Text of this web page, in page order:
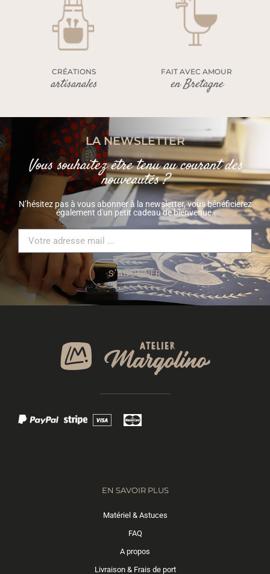
CRÉATIONS
artisanales
FAIT AVEC AMOUR
en Bretagne
LA NEWSLETTER
Vous souhaitez être tenu au courant des
nouveautés ?
N’hésitez pas à vous abonner à la newsletter, vous bénéficierez
également d'un petit cadeau de bienvenue.
S'ABONNER
EN SAVOIR PLUS
Matériel & Astuces
FAQ
A propos
Livraison & Frais de port